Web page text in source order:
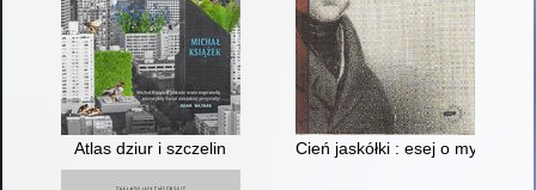
Atlas dziur i szczelin Cień jaskółki : esej o myślach